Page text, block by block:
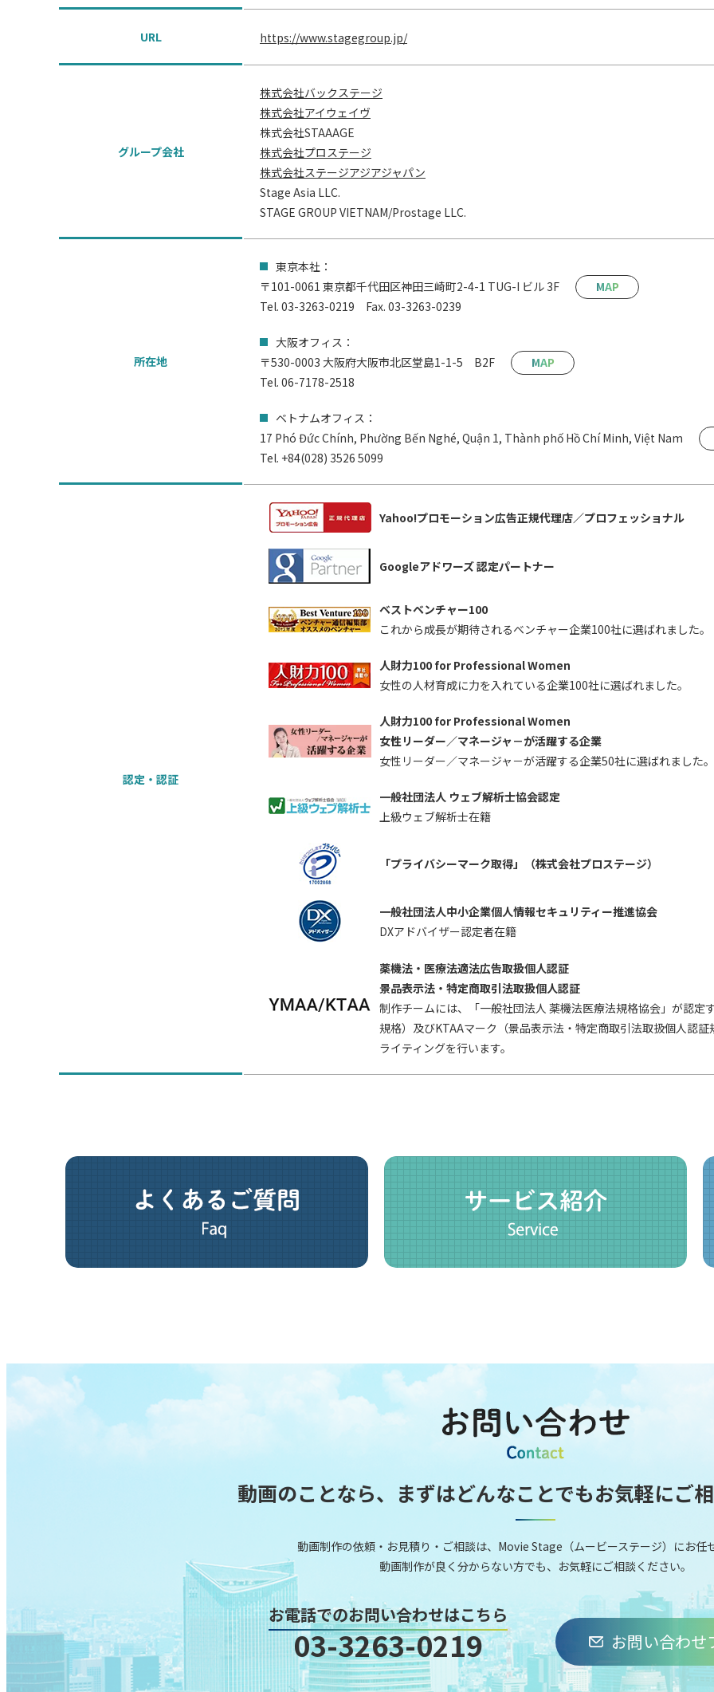
URL https://www.stagegroup.jp/
グループ会社
株式会社バックステージ
株式会社アイウェイヴ
株式会社STAAAGE
株式会社プロステージ
株式会社ステージアジアジャパン
Stage Asia LLC.
STAGE GROUP VIETNAM/Prostage LLC.
所在地
東京本社：
〒101-0061 東京都千代田区神田三崎町2-4-1 TUG-I ビル 3F
Tel. 03-3263-0219 Fax. 03-3263-0239
MAP
⼤阪オフィス：
〒530-0003 大阪府大阪市北区堂島1-1-5 B2F
Tel. 06-7178-2518
MAP
ベトナムオフィス：
17 Phó Đức Chính, Phường Bến Nghé, Quận 1, Thành phố Hồ Chí Minh, Việt Nam
Tel. +84(028) 3526 5099
認定‧認証
Yahoo!プロモーション広告正規代理店／プロフェッショナル
Googleアドワーズ 認定パートナー
ベストベンチャー100
これから成長が期待されるベンチャー企業100社に選ばれました。
人財力100 for Professional Women
女性の人材育成に力を入れている企業100社に選ばれました。
人財力100 for Professional Women
女性リーダー／マネージャ－が活躍する企業
女性リーダー／マネージャ－が活躍する企業50社に選ばれました。
一般社団法人 ウェブ解析士協会認定
上級ウェブ解析士在籍
「プライバシーマーク取得」（株式会社プロステージ）
一般社団法人中小企業個人情報セキュリティー推進協会
DXアドバイザー認定者在籍
薬機法・医療法適法広告取扱個人認証
景品表示法・特定商取引法取扱個人認証
制作チームには、「一般社団法人 薬機法医療法規格協会」が認定
規格）及びKTAAマーク（景品表示法・特定商取引法取扱個人認
ライティングを行います。
動画のことなら、まずはどんなことでもお気軽にご
動画制作の依頼‧お⾒積り‧ご相談は、Movie Stage（ムービーステージ）にお任
動画制作が良く分からない⽅でも、お気軽にご相談ください。
お電話でのお問い合わせはこちら
03-3263-0219 お問い合わせ